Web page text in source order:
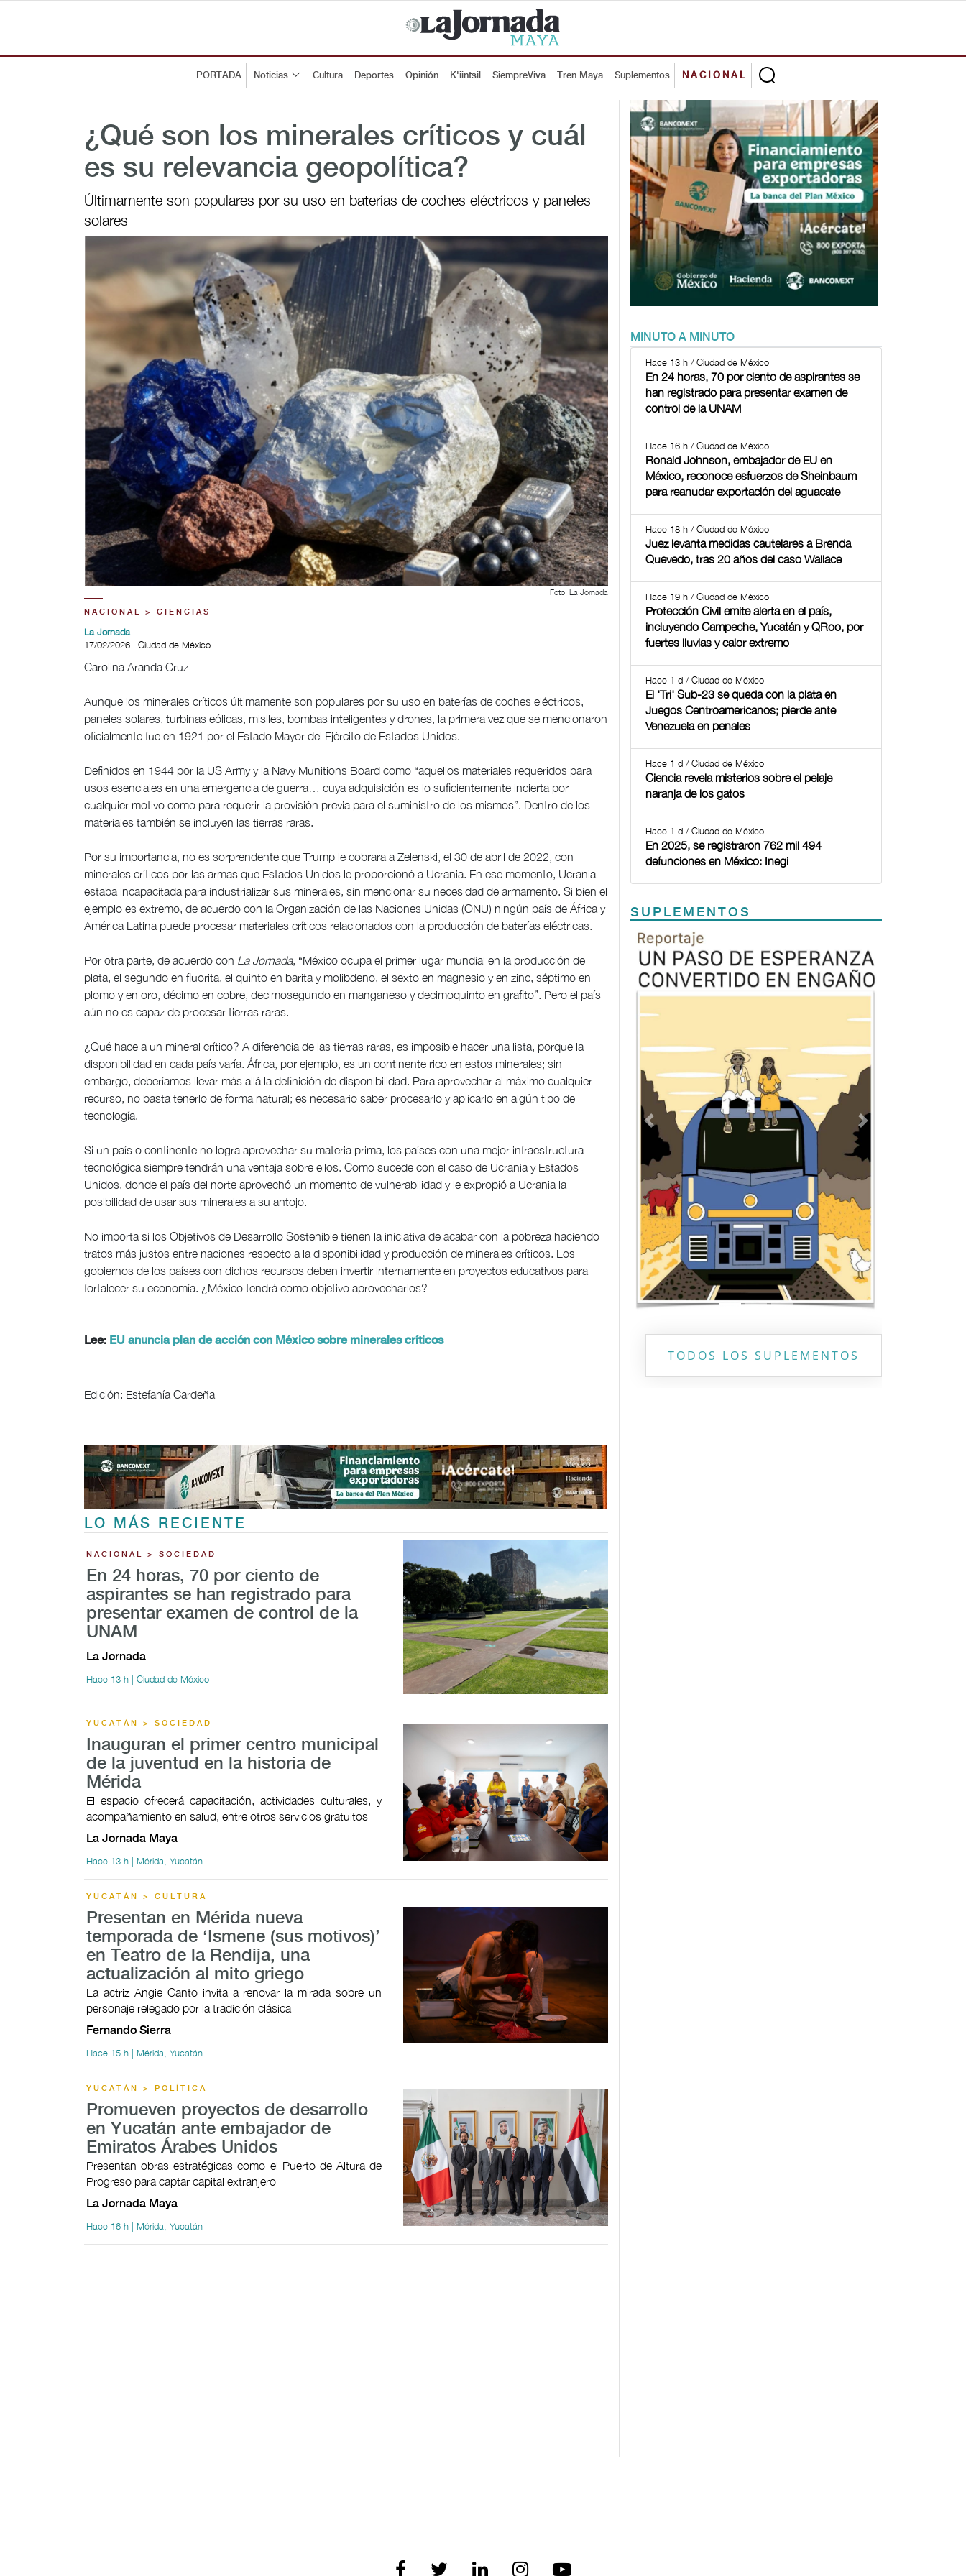
PORTADA Noticias Cultura Deportes Opinión K'iintsil SiempreViva Tren Maya Suplementos NACIONAL
¿Qué son los minerales críticos y cuál
es su relevancia geopolítica?
Últimamente son populares por su uso en baterías de coches eléctricos y paneles
solares
Foto: La Jornada
NACIONAL > CIENCIAS
La Jornada
17/02/2026 | Ciudad de México
Carolina Aranda Cruz
Aunque los minerales críticos últimamente son populares por su uso en baterías de coches eléctricos,
paneles solares, turbinas eólicas, misiles, bombas inteligentes y drones, la primera vez que se mencionaron
oficialmente fue en 1921 por el Estado Mayor del Ejército de Estados Unidos.
Definidos en 1944 por la US Army y la Navy Munitions Board como “aquellos materiales requeridos para
usos esenciales en una emergencia de guerra… cuya adquisición es lo suficientemente incierta por
cualquier motivo como para requerir la provisión previa para el suministro de los mismos”. Dentro de los
materiales también se incluyen las tierras raras.
Por su importancia, no es sorprendente que Trump le cobrara a Zelenski, el 30 de abril de 2022, con
minerales críticos por las armas que Estados Unidos le proporcionó a Ucrania. En ese momento, Ucrania
estaba incapacitada para industrializar sus minerales, sin mencionar su necesidad de armamento. Si bien el
ejemplo es extremo, de acuerdo con la Organización de las Naciones Unidas (ONU) ningún país de África y
América Latina puede procesar materiales críticos relacionados con la producción de baterías eléctricas.
Por otra parte, de acuerdo con La Jornada, “México ocupa el primer lugar mundial en la producción de
plata, el segundo en fluorita, el quinto en barita y molibdeno, el sexto en magnesio y en zinc, séptimo en
plomo y en oro, décimo en cobre, decimosegundo en manganeso y decimoquinto en grafito”. Pero el país
aún no es capaz de procesar tierras raras.
¿Qué hace a un mineral crítico? A diferencia de las tierras raras, es imposible hacer una lista, porque la
disponibilidad en cada país varía. África, por ejemplo, es un continente rico en estos minerales; sin
embargo, deberíamos llevar más allá la definición de disponibilidad. Para aprovechar al máximo cualquier
recurso, no basta tenerlo de forma natural; es necesario saber procesarlo y aplicarlo en algún tipo de
tecnología.
Si un país o continente no logra aprovechar su materia prima, los países con una mejor infraestructura
tecnológica siempre tendrán una ventaja sobre ellos. Como sucede con el caso de Ucrania y Estados
Unidos, donde el país del norte aprovechó un momento de vulnerabilidad y le expropió a Ucrania la
posibilidad de usar sus minerales a su antojo.
No importa si los Objetivos de Desarrollo Sostenible tienen la iniciativa de acabar con la pobreza haciendo
tratos más justos entre naciones respecto a la disponibilidad y producción de minerales críticos. Los
gobiernos de los países con dichos recursos deben invertir internamente en proyectos educativos para
fortalecer su economía. ¿México tendrá como objetivo aprovecharlos?
Lee: EU anuncia plan de acción con México sobre minerales críticos
Edición: Estefanía Cardeña
LO MÁS RECIENTE
NACIONAL > SOCIEDAD
En 24 horas, 70 por ciento de
aspirantes se han registrado para
presentar examen de control de la
UNAM
La Jornada
Hace 13 h | Ciudad de México
YUCATÁN > SOCIEDAD
Inauguran el primer centro municipal
de la juventud en la historia de
Mérida
El espacio ofrecerá capacitación, actividades culturales, y
acompañamiento en salud, entre otros servicios gratuitos
La Jornada Maya
Hace 13 h | Mérida, Yucatán
YUCATÁN > CULTURA
Presentan en Mérida nueva
temporada de ‘Ismene (sus motivos)’
en Teatro de la Rendija, una
actualización al mito griego
La actriz Angie Canto invita a renovar la mirada sobre un
personaje relegado por la tradición clásica
Fernando Sierra
Hace 15 h | Mérida, Yucatán
YUCATÁN > POLÍTICA
Promueven proyectos de desarrollo
en Yucatán ante embajador de
Emiratos Árabes Unidos
Presentan obras estratégicas como el Puerto de Altura de
Progreso para captar capital extranjero
La Jornada Maya
Hace 16 h | Mérida, Yucatán
MINUTO A MINUTO
Hace 13 h / Ciudad de México
En 24 horas, 70 por ciento de aspirantes se
han registrado para presentar examen de
control de la UNAM
Hace 16 h / Ciudad de México
Ronald Johnson, embajador de EU en
México, reconoce esfuerzos de Sheinbaum
para reanudar exportación del aguacate
Hace 18 h / Ciudad de México
Juez levanta medidas cautelares a Brenda
Quevedo, tras 20 años del caso Wallace
Hace 19 h / Ciudad de México
Protección Civil emite alerta en el país,
incluyendo Campeche, Yucatán y QRoo, por
fuertes lluvias y calor extremo
Hace 1 d / Ciudad de México
El 'Tri' Sub-23 se queda con la plata en
Juegos Centroamericanos; pierde ante
Venezuela en penales
Hace 1 d / Ciudad de México
Ciencia revela misterios sobre el pelaje
naranja de los gatos
Hace 1 d / Ciudad de México
En 2025, se registraron 762 mil 494
defunciones en México: Inegi
SUPLEMENTOS
Previous
TODOS LOS SUPLEMENTOS